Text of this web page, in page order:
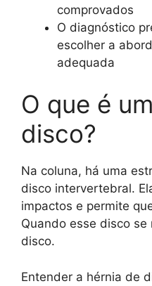
comprovados
O diagnóstico
escolher a
adequada
O que é
disco?
Na coluna, há uma
disco intervertebral.
impactos e permite
Quando esse disco
disco.
Entender a hérnia de